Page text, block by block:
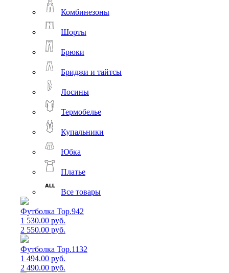
Комбинезоны
Шорты
Брюки
Бриджи и тайтсы
Лосины
Термобелье
Купальники
Юбка
Платье
Все товары
Футболка Top.942
1 530.00 руб.
2 550.00 руб.
Футболка Top.1132
1 494.00 руб.
2 490.00 руб.